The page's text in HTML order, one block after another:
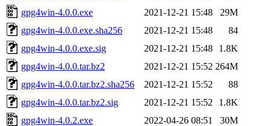
gpg4win-4.0.0.exe
2021-12-21 15:48
29M
gpg4win-4.0.0.exe.sha256
2021-12-21 15:48
84
gpg4win-4.0.0.exe.sig
2021-12-21 15:48
1.8K
gpg4win-4.0.0.tar.bz2
2021-12-21 15:52 264M
gpg4win-4.0.0.tar.bz2.sha256
2021-12-21 15:52
88
gpg4win-4.0.0.tar.bz2.sig
2021-12-21 15:52
1.8K
gpg4win-4.0.2.exe
2022-04-26 08:51
30M